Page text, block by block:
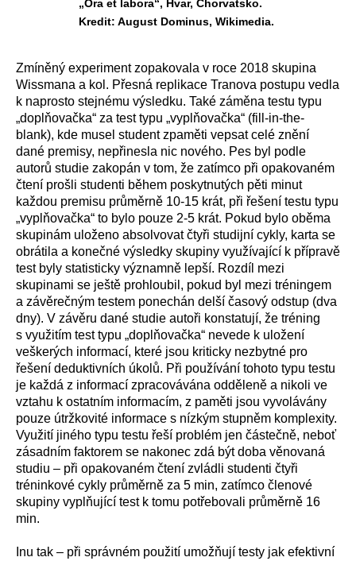
„Ora et labora“, Hvar, Chorvatsko.
Kredit: August Dominus, Wikimedia.
Zmíněný experiment zopakovala v roce 2018 skupina
Wissmana a kol. Přesná replikace Tranova postupu vedla
k naprosto stejnému výsledku. Také záměna testu typu
„doplňovačka“ za test typu „vyplňovačka“ (fill-in-the-
blank), kde musel student zpaměti vepsat celé znění
dané premisy, nepřinesla nic nového. Pes byl podle
autorů studie zakopán v tom, že zatímco při opakovaném
čtení prošli studenti během poskytnutých pěti minut
každou premisu průměrně 10-15 krát, při řešení testu typu
„vyplňovačka“ to bylo pouze 2-5 krát. Pokud bylo oběma
skupinám uloženo absolvovat čtyři studijní cykly, karta se
obrátila a konečné výsledky skupiny využívající k přípravě
test byly statisticky významně lepší. Rozdíl mezi
skupinami se ještě prohloubil, pokud byl mezi tréningem
a závěrečným testem ponechán delší časový odstup (dva
dny). V závěru dané studie autoři konstatují, že tréning
s využitím test typu „doplňovačka“ nevede k uložení
veškerých informací, které jsou kriticky nezbytné pro
řešení deduktivních úkolů. Při používání tohoto typu testu
je každá z informací zpracovávána odděleně a nikoli ve
vztahu k ostatním informacím, z paměti jsou vyvolávány
pouze útržkovité informace s nízkým stupněm komplexity.
Využití jiného typu testu řeší problém jen částečně, neboť
zásadním faktorem se nakonec zdá být doba věnovaná
studiu – při opakovaném čtení zvládli studenti čtyři
tréninkové cykly průměrně za 5 min, zatímco členové
skupiny vyplňující test k tomu potřebovali průměrně 16
min.
Inu tak – při správném použití umožňují testy jak efektivní